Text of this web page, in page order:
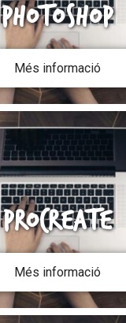
Photoshop
Més informació
Procreate
Més informació